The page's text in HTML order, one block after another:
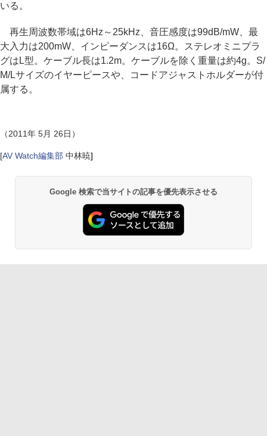
いる。
再生周波数帯域は6Hz～25kHz、音圧感度は99dB/mW、最
大入力は200mW、インピーダンスは16Ω。ステレオミニプラ
グはL型。ケーブル長は1.2m。ケーブルを除く重量は約4g。S/
M/Lサイズのイヤーピースや、コードアジャストホルダーが付
属する。
（2011年 5月 26日）
[AV Watch編集部 中林暁]
Google 検索で当サイトの記事を優先表示させる